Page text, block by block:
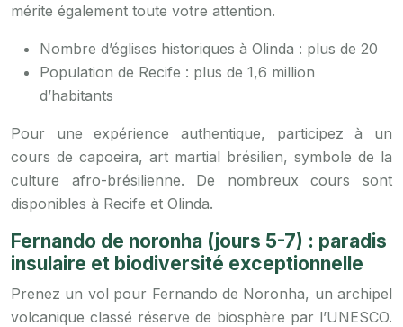
mérite également toute votre attention.
Nombre d’églises historiques à Olinda : plus de 20
Population de Recife : plus de 1,6 million
d’habitants
Pour une expérience authentique, participez à un
cours de capoeira, art martial brésilien, symbole de la
culture afro-brésilienne. De nombreux cours sont
disponibles à Recife et Olinda.
Fernando de noronha (jours 5-7) : paradis
insulaire et biodiversité exceptionnelle
Prenez un vol pour Fernando de Noronha, un archipel
volcanique classé réserve de biosphère par l’UNESCO.